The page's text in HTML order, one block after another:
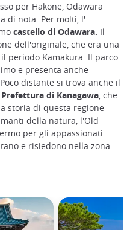
per Hakone, Odawara
di nota. Per molti, l'
castello di Odawara. Il
dell'originale, che era una
periodo Kamakura. Il parco
e presenta anche
distante si trova anche il
di Kanagawa, che
storia di questa regione
della natura, l'Old
per gli appassionati
e risiedono nella zona.